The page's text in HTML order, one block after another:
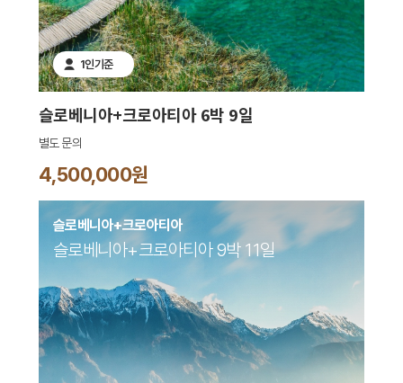
1인기준
슬로베니아+크로아티아 6박 9일
별도 문의
4,500,000원
슬로베니아+크로아티아
슬로베니아+크로아티아 9박 11일